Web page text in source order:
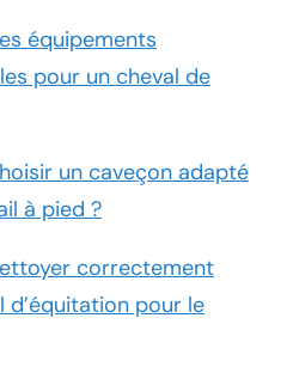
équipements
pour un cheval de
un caveçon adapté
à pied ?
correctement
d’équitation pour le